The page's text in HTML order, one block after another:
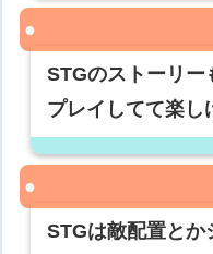
STGのストーリ
プレイしてて楽し
STGは敵配置とか